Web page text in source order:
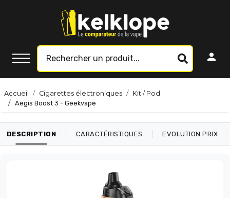
Accueil Cigarettes électroniques
Kit / Pod
Aegis Boost 3 - Geekvape
DESCRIPTION CARACTÉRISTIQUES EVOLUTION PRIX